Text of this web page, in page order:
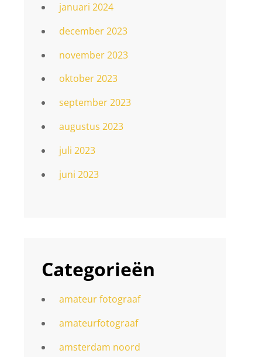
januari 2024
december 2023
november 2023
oktober 2023
september 2023
augustus 2023
juli 2023
juni 2023
Categorieën
amateur fotograaf
amateurfotograaf
amsterdam noord